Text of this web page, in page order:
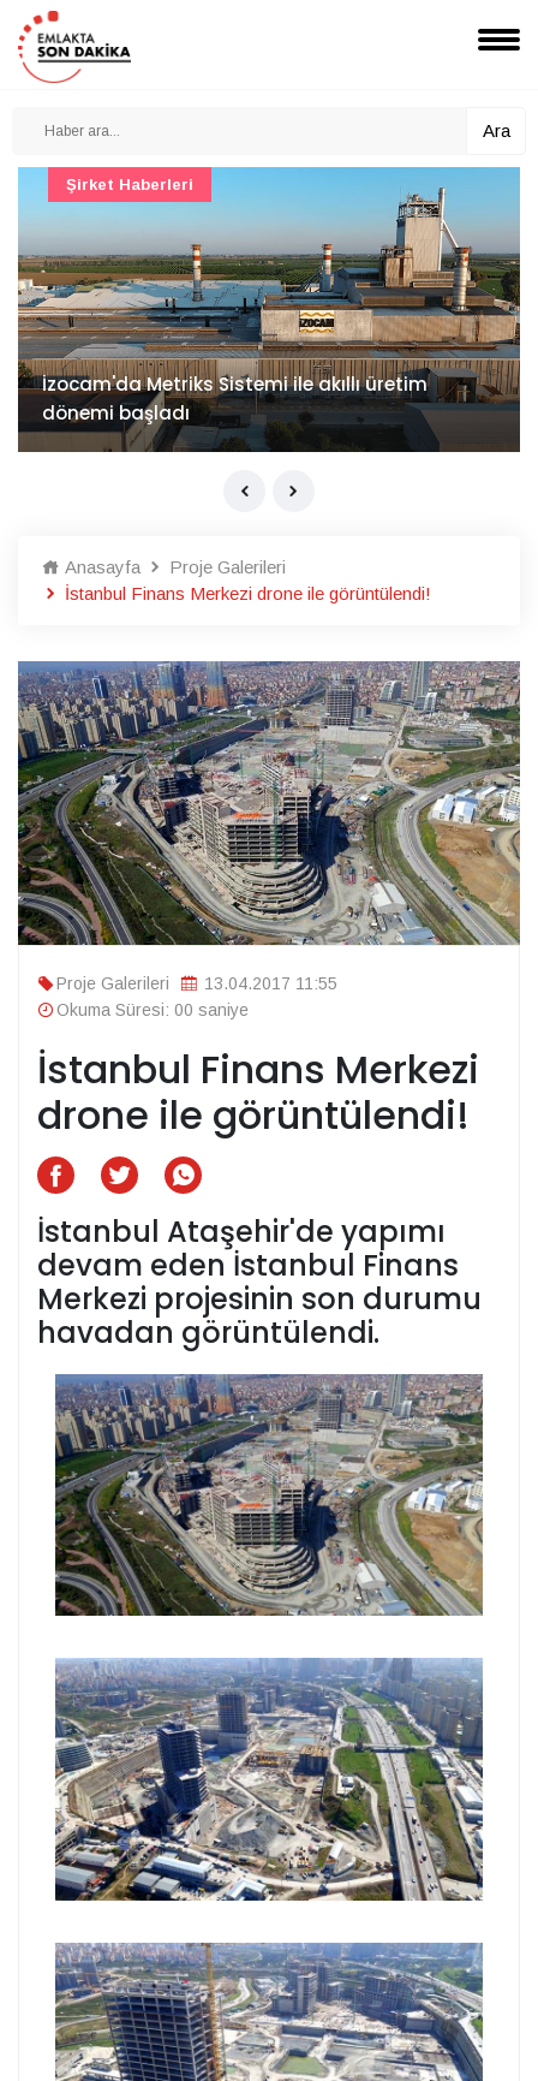
Ara
İzocam'da Metriks Sistemi ile akıllı üretim
dönemi başladı
Şirket Haberleri
Anasayfa
Proje Galerileri
İstanbul Finans Merkezi drone ile görüntülendi!
Proje Galerileri
13.04.2017 11:55
Okuma Süresi: 00 saniye
İstanbul Finans Merkezi
drone ile görüntülendi!
İstanbul Ataşehir'de yapımı
devam eden İstanbul Finans
Merkezi projesinin son durumu
havadan görüntülendi.